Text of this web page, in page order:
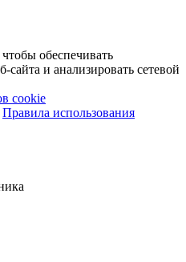
обеспечивать
и анализировать сетевой
cookie
Правила использования